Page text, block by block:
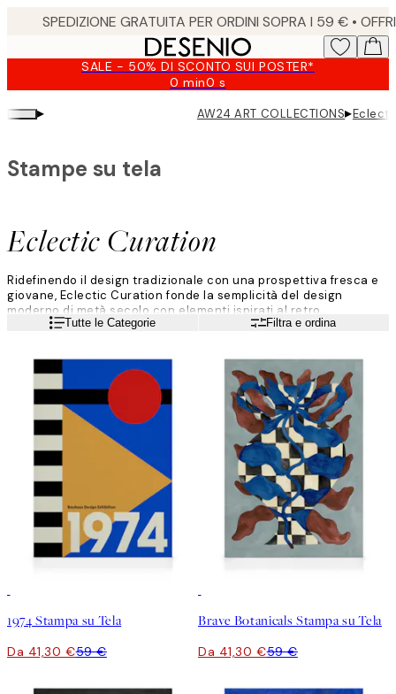
SALE - 50% DI SCONTO SUI POSTER*
0 min0 s
Valido
fino
a:
▸ AW24 ART COLLECTIONS▸
Eclectic Curation
Stampe su tela
Ridefinendo il design tradizionale con una prospettiva fresca e
giovane, Eclectic Curation fonde la semplicità del design
moderno di metà secolo con elementi ispirati al retro.
Quest'estetica integra senza sforzo oggetti eclettici in spazi
Leggi di piùTutte le Categorie Filtra e ordina
1974 Stampa su Tela
Da 41,30 €59 €
Brave Botanicals Stampa su Tela
Da 41,30 €59 €